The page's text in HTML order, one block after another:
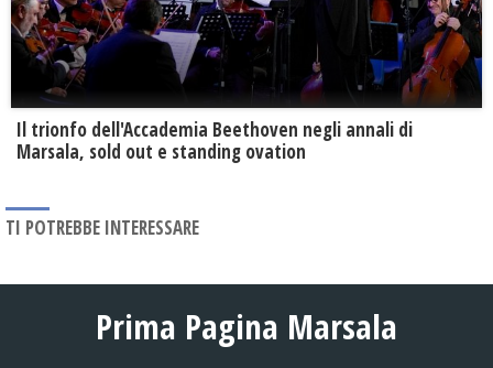
Il trionfo dell'Accademia Beethoven negli annali di
Marsala, sold out e standing ovation
TI POTREBBE INTERESSARE
Prima Pagina Marsala